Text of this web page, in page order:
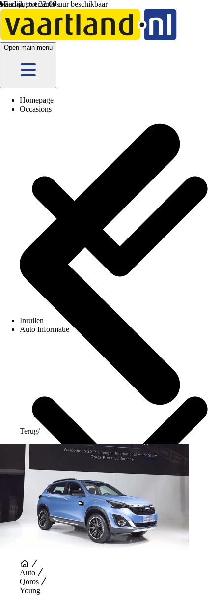
Vandaag tot 22:00 uur beschikbaar
Open main menu
Homepage
Occasions
Inruilen
Auto Informatie
Terug/
Auto
Qoros
Young